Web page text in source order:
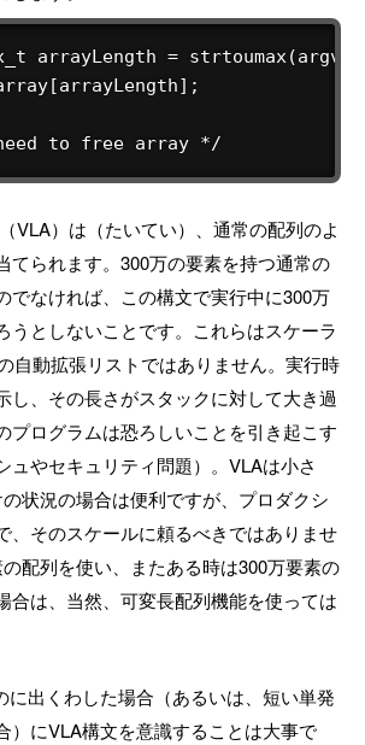
arrayLength =
to free array */
VLA）は（たいてい）、通常の配列のよ
てられます。300万の要素を持つ通常の
でなければ、この構文で実行中に300万
うとしないことです。これらはスケーラ
自動拡張リストではありません。実行時
し、その長さがスタックに対して大き過
プログラムは恐ろしいことを引き起こす
ュやセキュリティ問題）。VLAは小さ
状況の場合は便利ですが、プロダクシ
、そのスケールに頼るべきではありませ
配列を使い、またある時は300万要素の
合は、当然、可変長配列機能を使っては
に出くわした場合（あるいは、短い単発
）にVLA構文を意識することは大事で